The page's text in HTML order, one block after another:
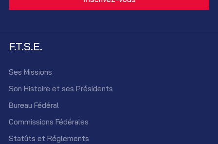
F.T.S.E.
Ses Missions
Son Histoire et ses Présidents
Bureau Fédéral
Commissions Fédérales
Statûts et Réglements